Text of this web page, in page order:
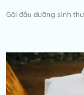
Gội đầu dưỡng sinh